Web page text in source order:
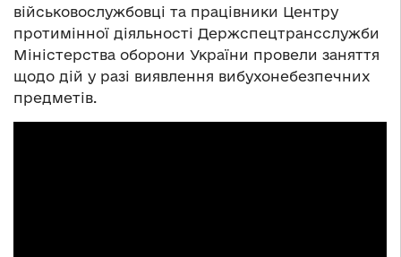
військовослужбовці та працівники Центру
протимінної діяльності Держспецтрансслужби
Міністерства оборони України провели заняття
щодо дій у разі виявлення вибухонебезпечних
предметів.